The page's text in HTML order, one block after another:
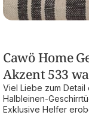
Cawö Home
Akzent 533
Viel Liebe zum
Halbleinen-
Exklusive Helfer